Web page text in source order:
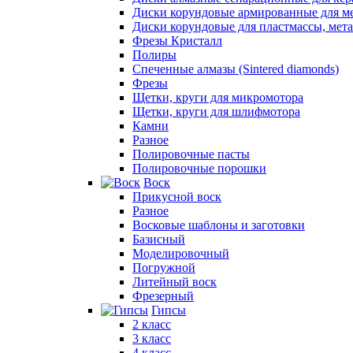
Диски корундовые армированные для
Диски корундовые для пластмассы,
Фрезы Кристалл
Полиры
Спеченные алмазы (Sintered diamonds)
Фрезы
Щетки, круги для микромотора
Щетки, круги для шлифмотора
Камни
Разное
Полировочные пасты
Полировочные порошки
Воск
Прикусной воск
Разное
Восковые шаблоны и заготовки
Базисный
Моделировочный
Погружной
Литейный воск
Фрезерный
Гипсы
2 класс
3 класс